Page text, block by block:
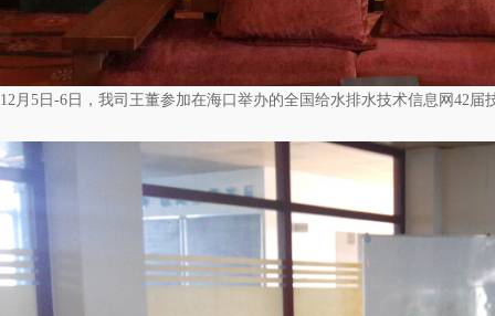
12月5日-6日，我司王董参加在海口举办的全国给水排水技术信息网42届